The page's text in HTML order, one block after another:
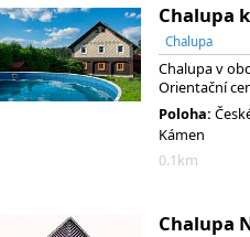
Chalupa
Chalupa
Chalupa v
Orientační
Poloha:
Kámen
0.1km
Chalupa